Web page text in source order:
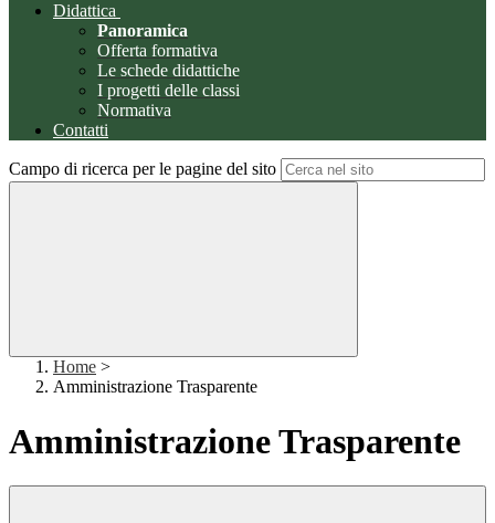
Didattica
Panoramica
Offerta formativa
Le schede didattiche
I progetti delle classi
Normativa
Contatti
Campo di ricerca per le pagine del sito
Home >
Amministrazione Trasparente
Amministrazione Trasparente